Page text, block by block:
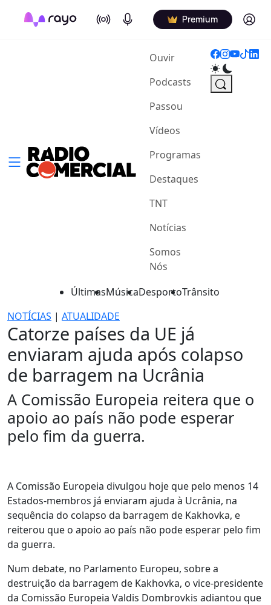
On Air Podcasts Premium Log in
Ouvir(current)
Podcasts
Passou
Vídeos
Programas
Destaques
TNT
Notícias
Somos
Nós
ÚltimasMúsicaDesportoTrânsito
NOTÍCIAS | ATUALIDADE
Catorze países da UE já
enviaram ajuda após colapso
de barragem na Ucrânia
A Comissão Europeia reitera que o
apoio ao país não pode esperar
pelo fim da guerra.
A Comissão Europeia divulgou hoje que pelo menos 14
Estados-membros já enviaram ajuda à Ucrânia, na
sequência do colapso da barragem de Kakhovka, e
reiterou que o apoio ao país não pode esperar pelo fim
da guerra.
Num debate, no Parlamento Europeu, sobre a
destruição da barragem de Kakhovka, o vice-presidente
da Comissão Europeia Valdis Dombrovkis adiantou que